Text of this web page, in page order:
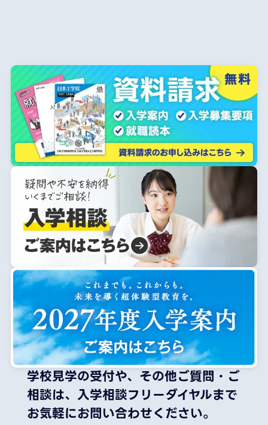
学校見学の受付や、その他ご質問・ご
相談は、 入学相談フリーダイヤルまで
お気軽にお問い合わせください。